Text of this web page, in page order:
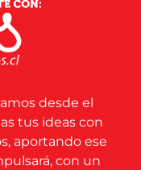
desde el
tus ideas con
aportando ese
con un